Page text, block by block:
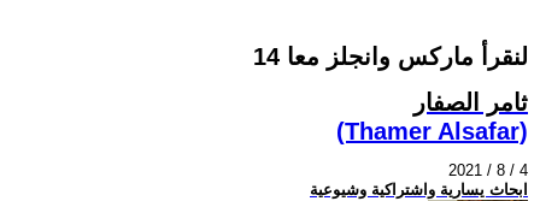
لنقرأ ماركس وانجلز معا 14
ثامر الصفار
(Thamer Alsafar)
2021 / 8 / 4
ابحاث يسارية واشتراكية وشيوعية